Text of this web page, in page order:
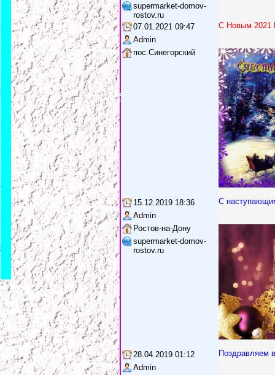
supermarket-domov-
rostov.ru
07.01.2021 09:47
Admin
пос.Синегорский
С Новым 2021
15.12.2019 18:36
Admin
Ростов-на-Дону
supermarket-domov-
rostov.ru
С
28.04.2019 01:12
Admin
Поздравляем
*
*
* *